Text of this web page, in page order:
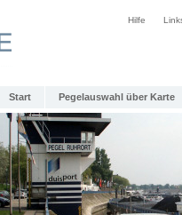
Hilfe
Start Pegelauswahl über Karte